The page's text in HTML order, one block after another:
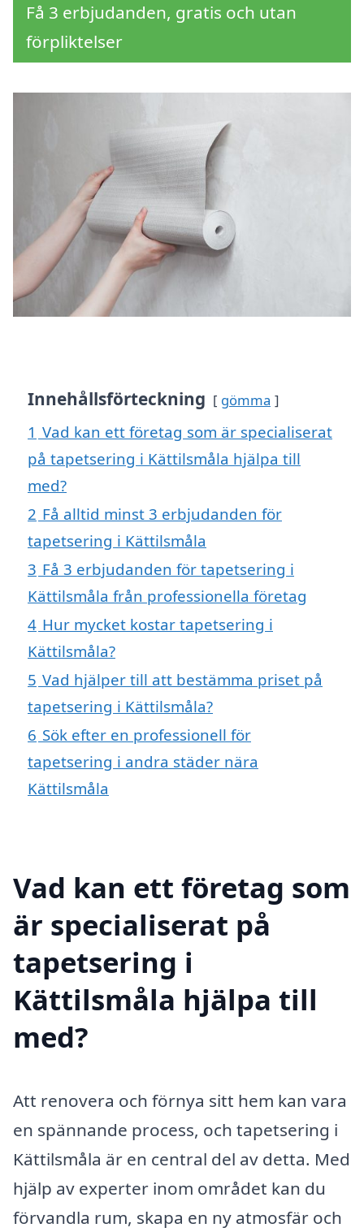
Få 3 erbjudanden, gratis och utan
förpliktelser
Innehållsförteckning gömma
1 Vad kan ett företag som är specialiserat
på tapetsering i Kättilsmåla hjälpa till
med?
2 Få alltid minst 3 erbjudanden för
tapetsering i Kättilsmåla
3 Få 3 erbjudanden för tapetsering i
Kättilsmåla från professionella företag
4 Hur mycket kostar tapetsering i
Kättilsmåla?
5 Vad hjälper till att bestämma priset på
tapetsering i Kättilsmåla?
6 Sök efter en professionell för
tapetsering i andra städer nära
Kättilsmåla
Vad kan ett företag som
är specialiserat på
tapetsering i
Kättilsmåla hjälpa till
med?
Att renovera och förnya sitt hem kan vara
en spännande process, och tapetsering i
Kättilsmåla är en central del av detta. Med
hjälp av experter inom området kan du
förvandla rum, skapa en ny atmosfär och